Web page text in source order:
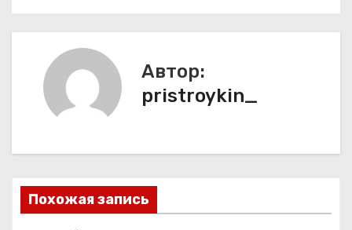
я
п
о
Автор:
pristroykin_
Похожая запись